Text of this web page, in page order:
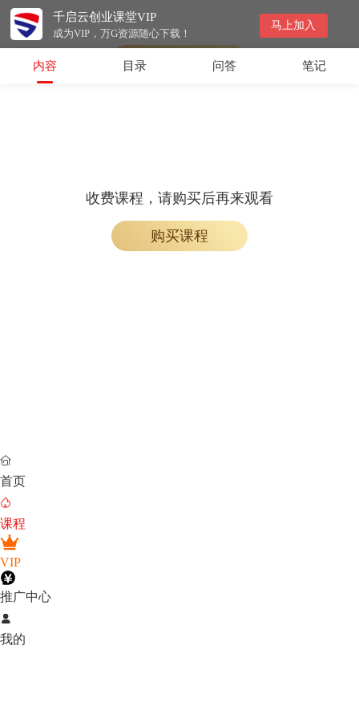
千启云创业课堂VIP
成为VIP，万G资源随心下载！
马上加入
免费课程，加入学习即可观看
内容 目录 问答 笔记
收费课程，请购买后再来观看
购买课程

首页

课程
VIP
推广中心

我的